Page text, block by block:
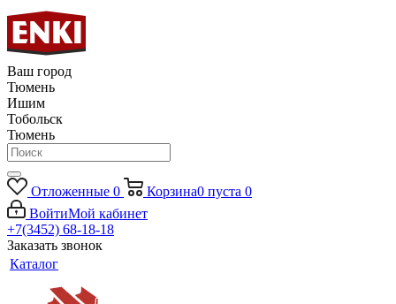
Ваш город
Тюмень
Ишим
Тобольск
Тюмень
Отложенные 0 Корзина0 пуста 0
ВойтиМой кабинет
+7(3452) 68-18-18
Заказать звонок
Каталог